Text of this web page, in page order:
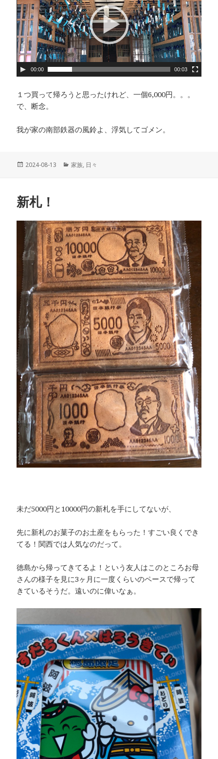
00:00 00:03
１つ買って帰ろうと思ったけれど、一個6,000円。。。
で、断念。
我が家の南部鉄器の風鈴よ、浮気してゴメン。
投
2024-08-13
カ
家族, 日々
新札！
未だ5000円と10000円の新札を手にしてないが、
先に新札のお菓子のお土産をもらった！すごい良くでき
てる！関西では人気なのだって。
徳島から帰ってきてるよ！という友人はこのところお母
さんの様子を見に3ヶ月に一度くらいのペースで帰って
きているそうだ。遠いのに偉いなぁ。